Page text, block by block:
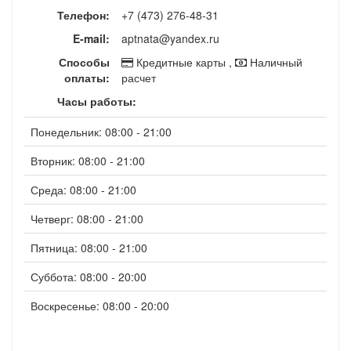
Телефон:
+7 (473) 276-48-31
E-mail:
aptnata@yandex.ru
Способы
оплаты:
Кредитные карты ,
Наличный
расчет
Часы работы:
Понедельник: 08:00 - 21:00
Вторник: 08:00 - 21:00
Среда: 08:00 - 21:00
Четверг: 08:00 - 21:00
Пятница: 08:00 - 21:00
Суббота: 08:00 - 20:00
Воскресенье: 08:00 - 20:00